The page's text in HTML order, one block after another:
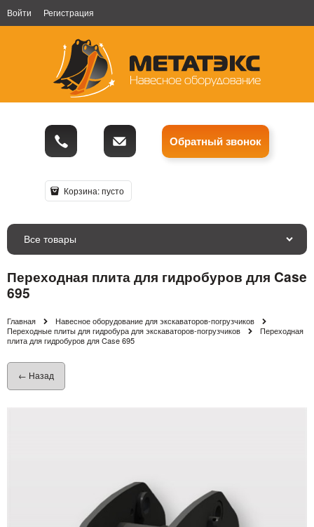
Войти Регистрация
Обратный звонок
Корзина:пусто
Все товары
Переходная плита для гидробуров для Case
695
Главная
Навесное оборудование для экскаваторов-погрузчиков
Переходные плиты для гидробура для экскаваторов-погрузчиков
Переходная
плита для гидробуров для Case 695
← Назад